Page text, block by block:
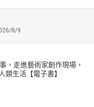
8/9
，走進藝術家創作現場，
類生活【電子書】